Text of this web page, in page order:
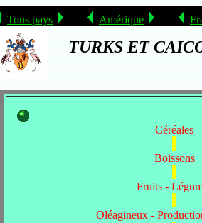
Tous pays Amérique
TURKS ET
Céréales
Boissons
Fruits -
Oléagineux -